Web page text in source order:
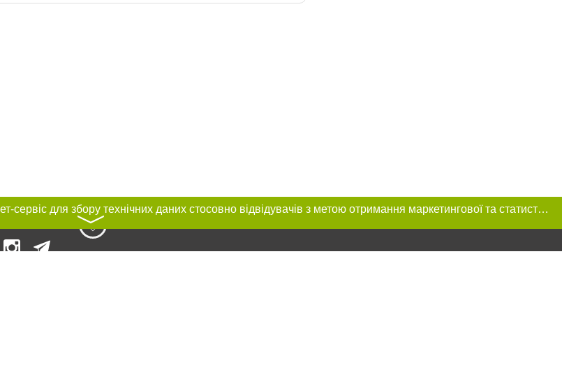
Цей сайт використовує «cookies». Також веб-сайт використовує інтернет-сервіс для збору технічних даних стосовно відвідувачів з метою отримання маркетингової та статистичної інформації. Умови обробки даних відвідувачів сайту див.
〉